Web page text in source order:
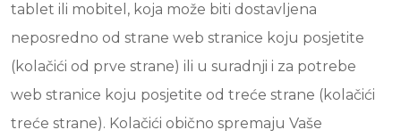
tablet ili mobitel, koja može biti dostavljena
neposredno od strane web stranice koju posjetite
(kolačići od prve strane) ili u suradnji i za potrebe
web stranice koju posjetite od treće strane (kolačići
treće strane). Kolačići obično spremaju Vaše